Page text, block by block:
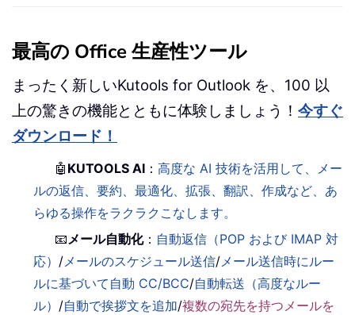
最高の Office 生産性ツール
まったく新しいKutools for Outlook を、100 以
上の驚きの機能とともに体験しましょう！ 今すぐ
ダウンロード！
🤖 KUTOOLS AI ：高度な AI 技術を活用して、メー
ルの返信、要約、最適化、拡張、翻訳、作成など、あ
らゆる操作をラクラクこなします。
📧メール自動化： 自動返信（POP および IMAP 対
応） /メールのスケジュール送信/メール送信時にルー
ルに基づいて自動 CC/BCC/自動転送（高度なルー
ル） /自動で挨拶文を追加/複数の宛先を持つメールを